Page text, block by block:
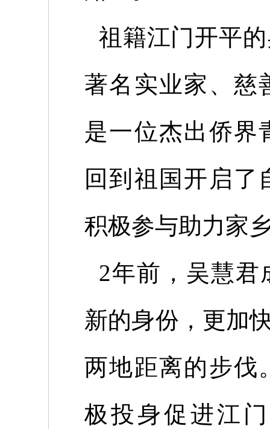
祖籍江门开平
著名实业家、慈
是一位杰出侨界
回到祖国开启了
积极参与助力家
2年前，吴慧君
新的身份，更加
两地距离的步伐
极投身促进江